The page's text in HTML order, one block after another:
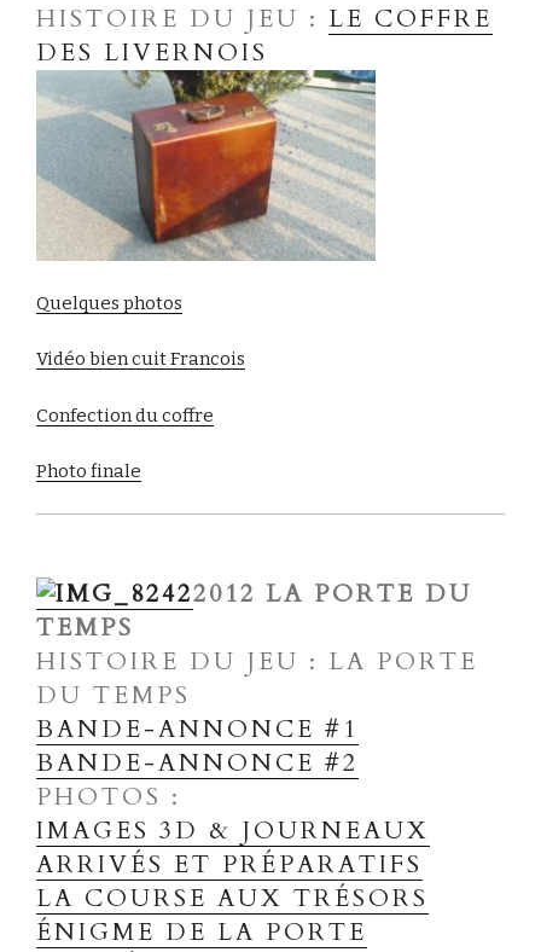
HISTOIRE DU JEU : LE COFFRE
DES LIVERNOIS
Quelques photos
Vidéo bien cuit Francois
Confection du coffre
Photo finale
2012 LA PORTE DU
TEMPS
HISTOIRE DU JEU : LA PORTE
DU TEMPS
BANDE-ANNONCE #1
BANDE-ANNONCE #2
PHOTOS :
IMAGES 3D & JOURNEAUX
ARRIVÉS ET PRÉPARATIFS
LA COURSE AUX TRÉSORS
ÉNIGME DE LA PORTE